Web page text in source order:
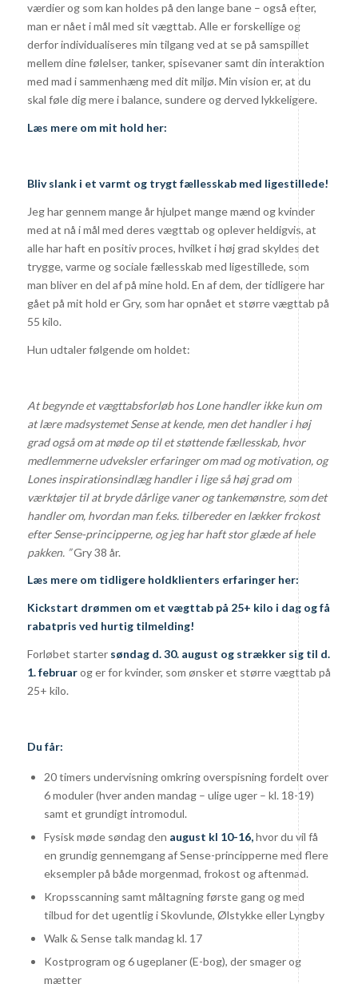
værdier og som kan holdes på den lange bane – også efter,
man er nået i mål med sit vægttab. Alle er forskellige og
derfor individualiseres min tilgang ved at se på samspillet
mellem dine følelser, tanker, spisevaner samt din interaktion
med mad i sammenhæng med dit miljø. Min vision er, at du
skal føle dig mere i balance, sundere og derved lykkeligere.
Læs mere om mit hold her:
Bliv slank i et varmt og trygt fællesskab med ligestillede!
Jeg har gennem mange år hjulpet mange mænd og kvinder
med at nå i mål med deres vægttab og oplever heldigvis, at
alle har haft en positiv proces, hvilket i høj grad skyldes det
trygge, varme og sociale fællesskab med ligestillede, som
man bliver en del af på mine hold. En af dem, der tidligere har
gået på mit hold er Gry, som har opnået et større vægttab på
55 kilo.
Hun udtaler følgende om holdet:
At begynde et vægttabsforløb hos Lone handler ikke kun om
at lære madsystemet Sense at kende, men dethandler i høj
grad også om at møde op til et støttende fællesskab, hvor
medlemmerne udveksler erfaringer om mad og motivation, og
Lones inspirationsindlæg handler i lige så høj grad om
værktøjer til at bryde dårlige vaner og tankemønstre, som det
handler om, hvordan man f.eks. tilbereder en lækker frokost
efter Sense-principperne, og jeg har haft stor glæde af hele
pakken. ”Gry 38 år.
Læs mere om tidligere holdklienters erfaringer her:
Kickstart drømmen om et vægttab på 25+ kilo i dag og få
rabatpris ved hurtig tilmelding!
Forløbet starter søndag d. 30. august og strækker sig til d.
1. februarog er for kvinder, som ønsker et større vægttab på
25+ kilo.
Du får:
20 timers undervisning omkring overspisning fordelt over
6 moduler (hver anden mandag – ulige uger – kl. 18-19)
samt et grundigt intromodul.
Fysisk møde søndag den august kl 10-16,hvor du vil få
en grundig gennemgang af Sense-principperne med flere
eksempler på både morgenmad, frokost og aftenmad.
Kropsscanning samt måltagning første gang og med
tilbud for det ugentlig i Skovlunde, Ølstykke eller Lyngby
Walk & Sense talk mandag kl. 17
Kostprogram og 6 ugeplaner (E-bog), der smager og
mætter